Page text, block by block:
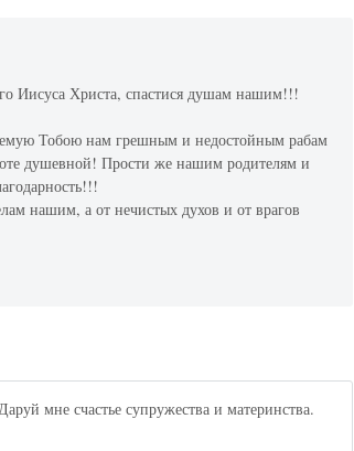
Иисуса Христа, спастися душам нашим!!!
Тобою нам грешным и недостойным рабам
душевной! Прости же нашим родителям и
нашим, а от нечистых духов и от врагов
мне счастье супружества и материнства.